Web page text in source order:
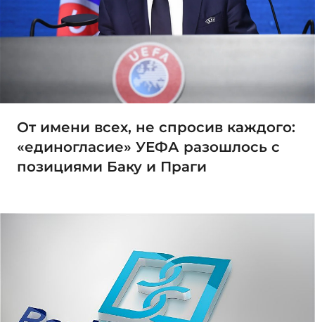
От имени всех, не спросив каждого:
«единогласие» УЕФА разошлось с
позициями Баку и Праги